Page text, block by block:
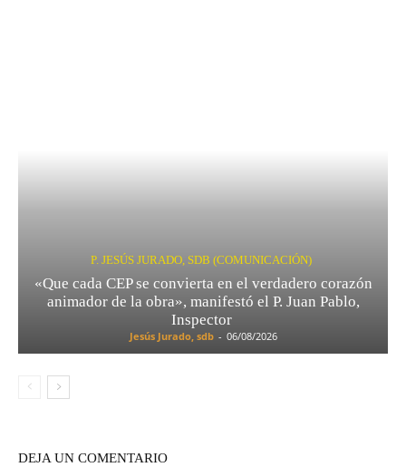
P. JESÚS JURADO, SDB (COMUNICACIÓN)
«Que cada CEP se convierta en el verdadero corazón
animador de la obra», manifestó el P. Juan Pablo,
Inspector
Jesús Jurado, sdb - 06/08/2026
DEJA UN COMENTARIO